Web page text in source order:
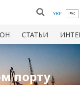
УКР РУС
СТАТЬИ
порту